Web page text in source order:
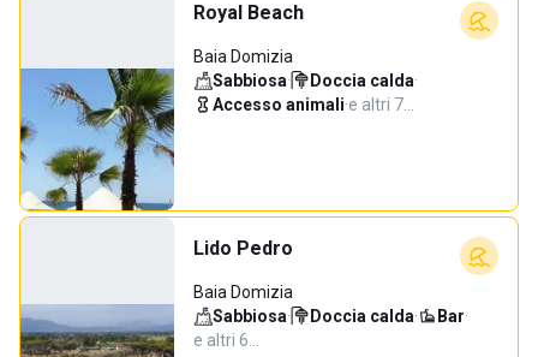
Royal Beach
Baia Domizia
Sabbiosa· Doccia calda·
Accesso animali·e altri 7…
Lido Pedro
Baia Domizia
Sabbiosa· Doccia calda· Bar·
e altri 6…